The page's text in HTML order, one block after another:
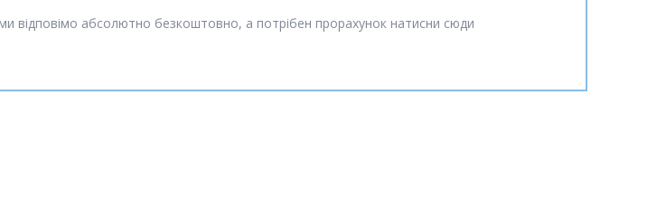
відповімо абсолютно безкоштовно, а потрібен прорахунок натисни сюди